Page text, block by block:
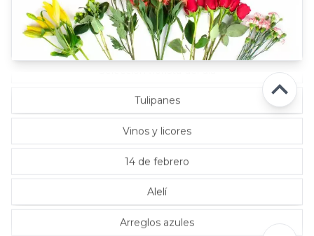
14 de febrero
Alelí
Arreglos azules
Rosas Rojas
Rosas Rosadas
Tulipanes
Vinos y licores